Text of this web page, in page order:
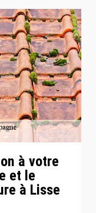
à votre
et le
à Lisse